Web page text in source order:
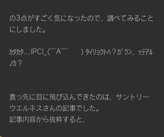
の3点がすごく気になったので、調べてみること
にしました。
ｶﾀｶﾀ…|PC|_(￣A￣　　) ﾀｲﾘｮｸﾄﾊ？ｶﾞｸﾝ、ｯﾃｱﾙ
ﾉｶ？
真っ先に目に飛び込んできたのは、サントリー
ウエルネスさんの記事でした。
記事内容から抜粋すると、